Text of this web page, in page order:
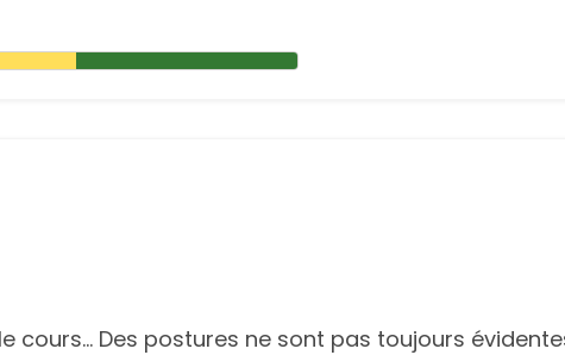
cours... Des postures ne sont pas toujours